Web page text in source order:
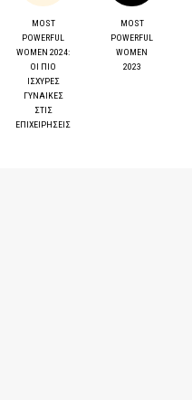
MOST
POWERFUL
WOMEN 2024:
ΟΙ ΠΙΟ
ΙΣΧΥΡΕΣ
ΓΥΝΑΙΚΕΣ
ΣΤΙΣ
ΕΠΙΧΕΙΡΗΣΕΙΣ
MOST
POWERFUL
WOMEN
2023